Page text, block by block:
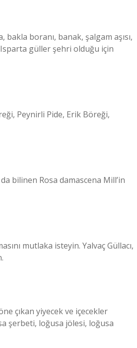
boranı, banak, şalgam aşısı,
Isparta güller şehri olduğu için
Peynirli Pide, Erik Böreği,
bilinen Rosa damascena Mill’in
mutlaka isteyin. Yalvaç Güllacı,
çıkan yiyecek ve içecekler
şerbeti, loğusa jölesi, loğusa